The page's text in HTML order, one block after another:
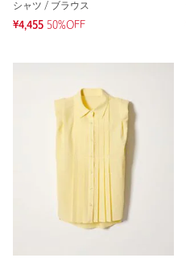
シャツ / ブラウス
¥4,455 50%OFF